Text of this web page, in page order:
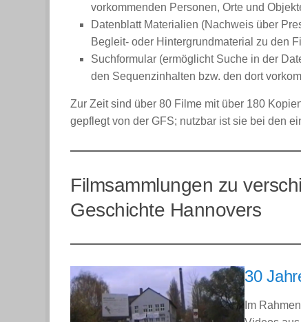
vorkommenden Personen, Orte und
Datenblatt Materialien (Nachweis über
Begleit- oder Hintergrundmaterial zu den
Suchformular (ermöglicht Suche in der
den Sequenzinhalten bzw. den dort
Zur Zeit sind über 80 Filme mit über 180
gepflegt von der GFS; nutzbar ist sie bei den
Filmsammlungen zu
Geschichte Hannovers
30
Im